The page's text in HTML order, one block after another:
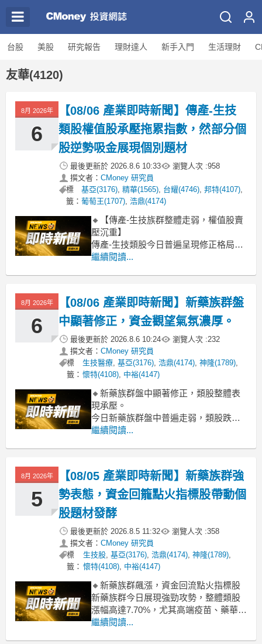
台股 美股 研究報告 理財達人 新手入門 生活理財
友華(4120)
8月 2026年
6
【08/06 產業即時新聞】傳產-生技
類股權值股承壓拖累指數，然部分個
股逆勢吸金展現個別題材
最後更新於 2026.8.6 10:33 瀏覽人次 :958
撰文者： CMoney 研究員
標
籤：
基亞(3176),精華(1565), 台耀(4746),邦特(4107),
葡萄王(1707),浩鼎(4174)
🔸【傳產-生技族群整體走弱，權值股賣
壓沉重】
傳產-生技類股今日普遍呈現修正格局，
整體類股指數下挫2.44%，跌勢相對明
以及醫美通路股馬光-KY (-6.17%) 等多
檔個股面臨較大賣壓，跌幅擴大。這反
映
繼續閱讀...
8月 2026年
6
【08/06 產業即時新聞】新藥族群盤
中顯著修正，資金觀望氣氛濃厚。
最後更新於 2026.8.6 10:24 瀏覽人次 :232
撰文者： CMoney 研究員
標
籤：
生技醫療,基亞(3176),浩鼎(4174),神隆(1789),
懷特(4108), 中裕(4147)
🔸新藥族群盤中顯著修正，類股整體表
現承壓。
今日新藥族群盤中普遍走弱，類股跌幅
達3.20%。觀察個股表現，藥華藥、神隆
個股近期缺乏新催化劑，加上市場風險
情緒升高，導致獲利了結賣壓浮現。僅
友華、佰研等少數個股守住漲勢，未能
繼續閱讀...
8月 2026年
5
【08/05 產業即時新聞】新藥族群強
勢表態，資金回籠點火指標股帶動個
股題材發酵
最後更新於 2026.8.5 11:32 瀏覽人次 :358
撰文者： CMoney 研究員
標
籤：
生技股,基亞(3176),浩鼎(4174),神隆(1789),
懷特(4108), 中裕(4147)
🔸新藥族群飆漲，資金回流點火指標股
新藥族群今日展現強勁攻勢，整體類股
漲幅高達7.70%，尤其高端疫苗、藥華藥
雙雙領漲直逼漲停，基亞也跟漲超過
繼續閱讀...